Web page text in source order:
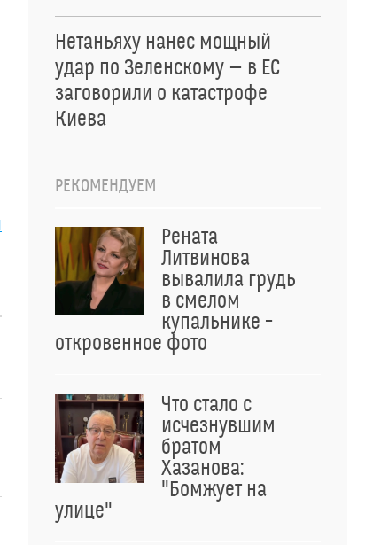
Нетаньяху нанес мощный
удар по Зеленскому — в ЕС
заговорили о катастрофе
Киева
РЕКОМЕНДУЕМ
Рената
Литвинова
вывалила грудь
в смелом
купальнике –
откровенное фото
Что стало с
исчезнувшим
братом
Хазанова:
"Бомжует на
улице"